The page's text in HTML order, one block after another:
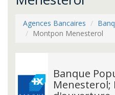
Agences Bancaires
Montpon Menesterol
Banque
Menesterol;